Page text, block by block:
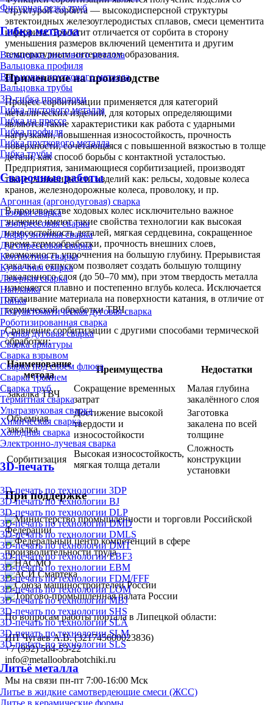
Фигурная резка труб
Гибка металла
Вальцовка листового металла
Вальцовка профиля
Вальцовка пруткового металла
Вальцовка трубы
3D-гибка проволоки
Гибка листового металла
Гибка на прессе
Гибка профиля
Гибка пруткового металла
Гибка трубы
Сварочные работы
Аргонная (аргонодуговая) сварка
Газовая сварка
Газопрессовая сварка
Диффузионная сварка
Дугопрессовая сварка
Контактная сварка
Кузнечная сварка
Лазерная сварка
Наплавка
Пайка
Полуавтоматическая дуговая сварка
Роботизированная сварка
Ручная дуговая сварка
Сварка арматуры
Сварка взрывом
Сварка под слоем флюса
Сварка трением
Сварка труб
Термитная сварка
Ультразвуковая сварка
Химическая сварка
Холодная сварка
Электронно-лучевая сварка
3D-печать
3D-печать по технологии 3DP
3D-печать по технологии BJ
3D-печать по технологии DLP
3D-печать по технологии DMD
3D-печать по технологии DMLS
3D-печать по технологии DMT
3D-печать по технологии EBF3
3D-печать по технологии EBM
3D-печать по технологии FDM/FFF
3D-печать по технологии LOM
3D-печать по технологии MBJ
3D-печать по технологии SHS
3D-печать по технологии SLA
3D-печать по технологии SLM
3D-печать по технологии SLS
Литьё металла
Литье в жидкие самотвердеющие смеси (ЖСС)
Литье в керамические формы
структурой сорбита — высокодисперсной структуры
эвтектоидных железоуглеродистых сплавов, смеси цементита
и феррита. Троостит отличается от сорбита в сторону
уменьшения размеров включений цементита и другим
температурным интервалом образования.
Применение на производстве
Процесс сорбитизации применяется для категорий
металлических изделий, для которых определяющими
являются такие характеристики как работа с ударными
нагрузками, повышенная износостойкость, прочность
поверхности, сочетающаяся с повышенной вязкостью в толще
детали, как способ борьбы с контактной усталостью.
Предприятия, занимающиеся сорбитизацией, производят
такие разновидности изделий как: рельсы, ходовые колеса
кранов, железнодорожные колеса, проволоку, и пр.
В производстве ходовых колес исключительно важное
значение имеют такие свойства технологии как высокая
износостойкость деталей, мягкая сердцевина, сокращенное
время термообработки, прочность внешних слоев,
возможность упрочнения на большую глубину. Прерывистая
закалка с отпуском позволяет создать большую толщину
закаленного слоя (до 50–70 мм), при этом твердость металла
изменяется плавно и постепенно вглубь колеса. Исключается
отслаивание материала на поверхности катания, в отличие от
термической обработки ТВЧ.
Сравнение сорбитизации с другими способами термической
обработки:
Наименование
метода
Преимущества Недостатки
Закалка ТВЧ
Сокращение временных
затрат
Малая глубина
закалённого слоя
Объемная
закалка
Достижение высокой
твердости и
износостойкости
Заготовка
закалена по всей
толщине
Сорбитизация
Высокая износостойкость,
мягкая толща детали
Сложность
конструкции
установки
При поддержке
По вопросам работы портала в Липецкой области:
ИП Чугаев А.В. (321745600023836)
+7 (992) 504-53-22
info@metalloobrabotchiki.ru
Мы на связи пн-пт 7:00-16:00 Мск